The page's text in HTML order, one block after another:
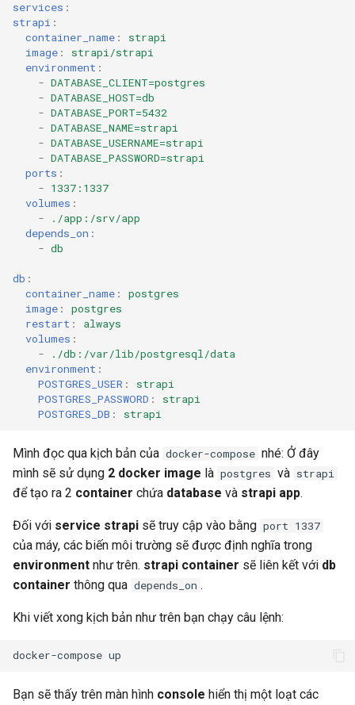
services :
strapi :
container_name :
strapi
image :
strapi/strapi
environment :
- DATABASE_CLIENT=postgres
- DATABASE_HOST=db
- DATABASE_PORT=5432
- DATABASE_NAME=strapi
- DATABASE_USERNAME=strapi
- DATABASE_PASSWORD=strapi
ports :
- 1337:1337
volumes :
-
./app:/srv/app
depends_on :
- db
db :
container_name :
postgres
image :
postgres
restart :
always
volumes :
-
./db:/var/lib/postgresql/data
environment :
POSTGRES_USER :
strapi
POSTGRES_PASSWORD :
strapi
POSTGRES_DB : strapi
Mình đọc qua kịch bản của docker-compose nhé: Ở đây
mình sẽ sử dụng 2 docker image là postgres và strapi
để tạo ra 2 container chứa database và strapi app.
Đối với service strapi sẽ truy cập vào bằng port 1337
của máy, các biến môi trường sẽ được định nghĩa trong
environment như trên. strapi container sẽ liên kết với db
container thông qua depends_on .
Khi viết xong kịch bản như trên bạn chạy câu lệnh:
Bạn sẽ thấy trên màn hình console hiển thị một loạt các